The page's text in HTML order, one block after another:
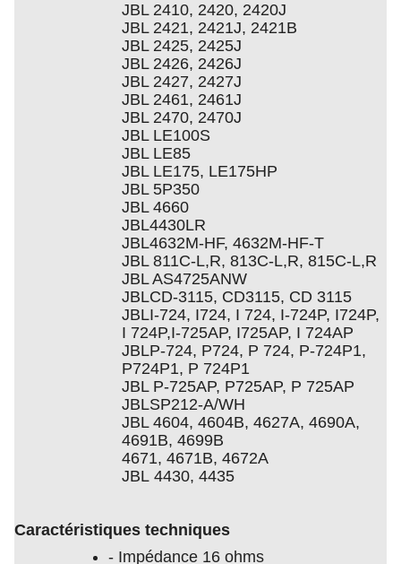
JBL 2410, 2420, 2420J
JBL 2421, 2421J, 2421B
JBL 2425, 2425J
JBL 2426, 2426J
JBL 2427, 2427J
JBL 2461, 2461J
JBL 2470, 2470J
JBL LE100S
JBL LE85
JBL LE175, LE175HP
JBL 5P350
JBL 4660
JBL4430LR
JBL4632M-HF, 4632M-HF-T
JBL 811C-L,R, 813C-L,R, 815C-L,R
JBL AS4725ANW
JBLCD-3115, CD3115, CD 3115
JBLI-724, I724, I 724, I-724P, I724P,
I 724P,I-725AP, I725AP, I 724AP
JBLP-724, P724, P 724, P-724P1,
P724P1, P 724P1
JBL P-725AP, P725AP, P 725AP
JBLSP212-A/WH
JBL 4604, 4604B, 4627A, 4690A,
4691B, 4699B
4671, 4671B, 4672A
JBL 4430, 4435
Caractéristiques techniques
- Impédance 16 ohms